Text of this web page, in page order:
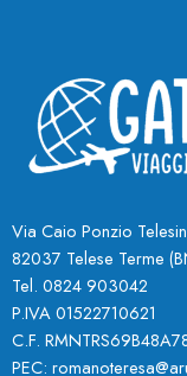
Via Caio Ponzio
82037 Telese Terme
Tel. 0824 903042
P.IVA 01522710621
C.F.
PEC: